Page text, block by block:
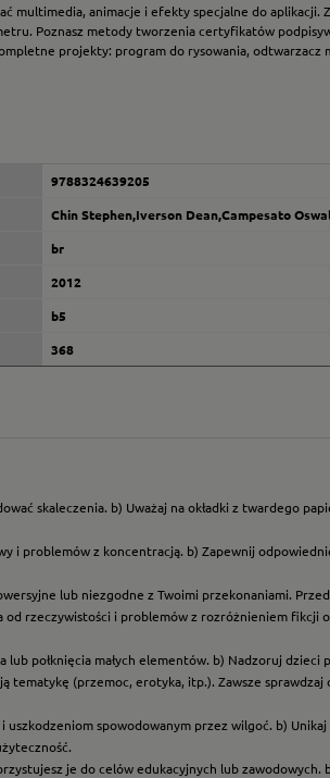
multimedia, animacje i efekty specjalne do aplikacji.
Poznasz metody tworzenia certyfikatów
projekty: program do rysowania, odtwarzacz
9788324639205
Chin Stephen,Iverson Dean,Campesato
br
2012
b5
368
skaleczenia. b) Uważaj na okładki z twardego
i problemów z koncentracją. b) Zapewnij
lub niezgodne z Twoimi przekonaniami.
rzeczywistości i problemów z rozróżnieniem fikcji
połknięcia małych elementów. b) Nadzoruj
tematykę (przemoc, erotyka, itp.). Zawsze
spowodowanym przez wilgoć. b)
je do celów edukacyjnych lub